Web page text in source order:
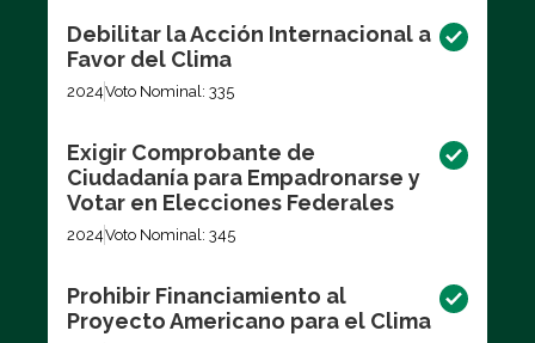
Debilitar la Acción Internacional a
Favor del Clima
2024Voto Nominal: 335
Exigir Comprobante de
Ciudadanía para Empadronarse y
Votar en Elecciones Federales
2024Voto Nominal: 345
Prohibir Financiamiento al
Proyecto Americano para el Clima